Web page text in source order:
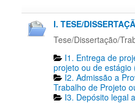
I. TESE/
Tese/Dissertação/
I1. Entrega de
projeto ou de estágio
I2. Admissão a
Trabalho de Projeto
I3. Depósito legal